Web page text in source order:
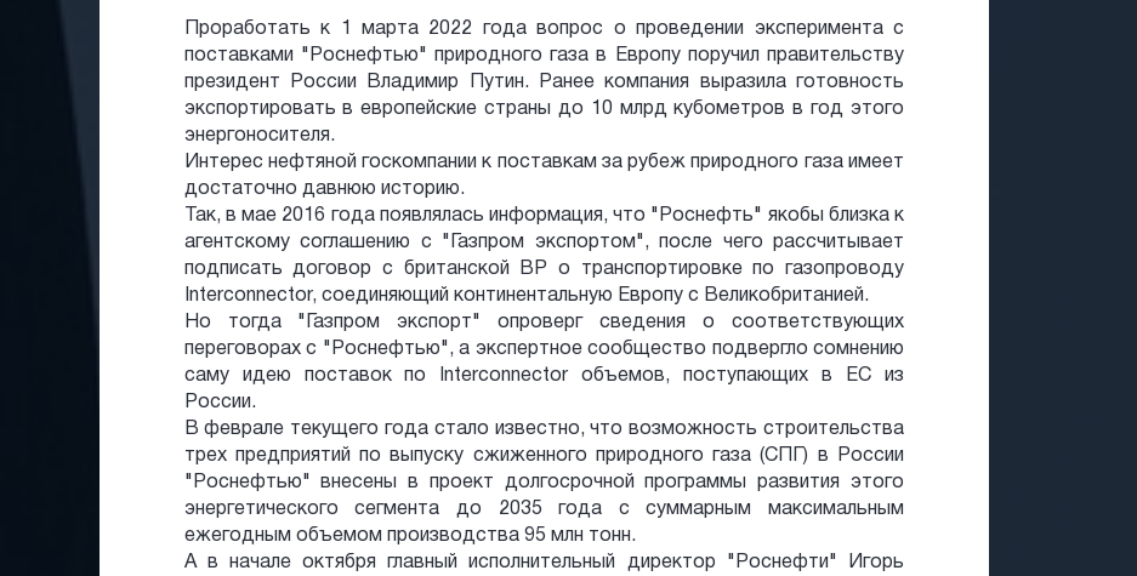
Проработать к 1 марта 2022 года вопрос о проведении эксперимента с
поставками "Роснефтью" природного газа в Европу поручил правительству
президент России Владимир Путин. Ранее компания выразила готовность
экспортировать в европейские страны до 10 млрд кубометров в год этого
энергоносителя.
Интерес нефтяной госкомпании к поставкам за рубеж природного газа имеет
достаточно давнюю историю.
Так, в мае 2016 года появлялась информация, что "Роснефть" якобы близка к
агентскому соглашению с "Газпром экспортом", после чего рассчитывает
подписать договор с британской BP о транспортировке по газопроводу
Interconnector, соединяющий континентальную Европу с Великобританией.
Но тогда "Газпром экспорт" опроверг сведения о соответствующих
переговорах с "Роснефтью", а экспертное сообщество подвергло сомнению
саму идею поставок по Interconnector объемов, поступающих в ЕС из
России.
В феврале текущего года стало известно, что возможность строительства
трех предприятий по выпуску сжиженного природного газа (СПГ) в России
"Роснефтью" внесены в проект долгосрочной программы развития этого
энергетического сегмента до 2035 года с суммарным максимальным
ежегодным объемом производства 95 млн тонн.
А в начале октября главный исполнительный директор "Роснефти" Игорь